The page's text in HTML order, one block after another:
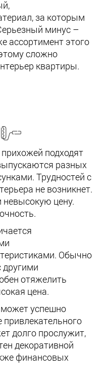
за которым
минус –
ассортимент этого
сложно
квартиры.
подходят
разных
Трудностей с
не возникнет.
цену.
Обычно
другими
отяжелить
цена.
успешно
привлекательного
долго прослужит,
декоративной
финансовых